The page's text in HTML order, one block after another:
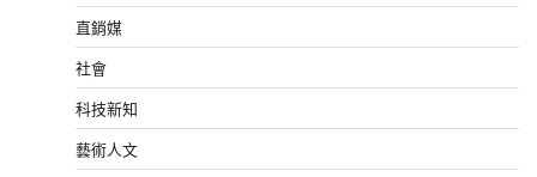
直銷媒
社會
科技新知
藝術人文